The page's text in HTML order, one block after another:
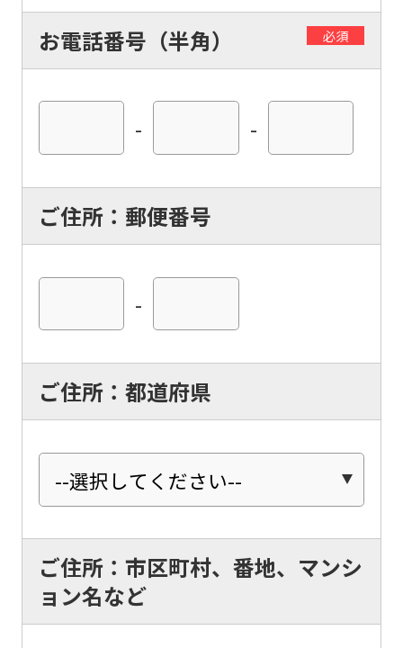
お電話番号（半角） 必須
- -
ご住所：郵便番号
-
ご住所：都道府県
ご住所：市区町村、番地、マンシ
ョン名など